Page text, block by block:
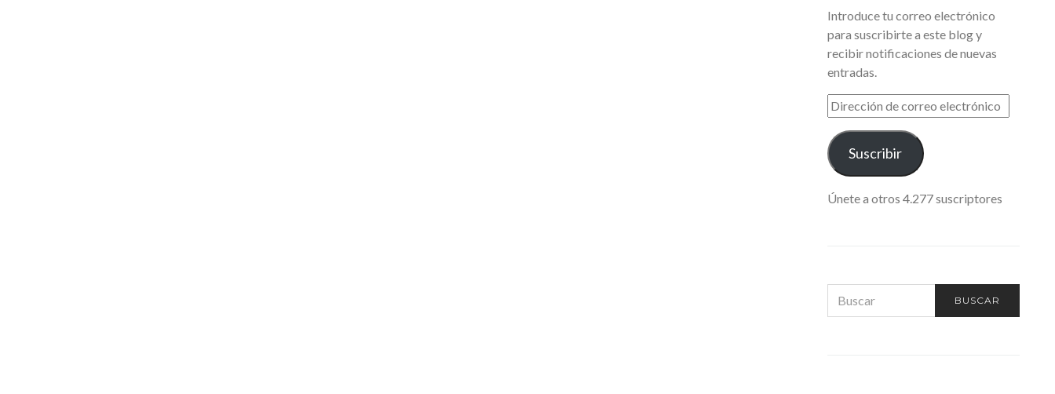
Introduce tu correo electrónico
para suscribirte a este blog y
recibir notificaciones de nuevas
entradas.
DIRECCIÓN
DE
CORREO
ELECTRÓNICO
Suscribir
Únete a otros 4.277 suscriptores
FOR:
BUSCAR